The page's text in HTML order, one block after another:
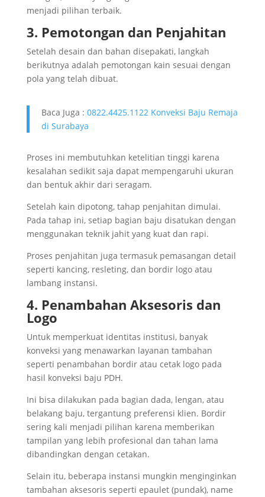
menjadi pilihan terbaik.
3. Pemotongan dan Penjahitan
Setelah desain dan bahan disepakati, langkah
berikutnya adalah pemotongan kain sesuai dengan
pola yang telah dibuat.
Baca Juga : 0822.4425.1122 Konveksi Baju Remaja
di Surabaya
Proses ini membutuhkan ketelitian tinggi karena
kesalahan sedikit saja dapat mempengaruhi ukuran
dan bentuk akhir dari seragam.
Setelah kain dipotong, tahap penjahitan dimulai.
Pada tahap ini, setiap bagian baju disatukan dengan
menggunakan teknik jahit yang kuat dan rapi.
Proses penjahitan juga termasuk pemasangan detail
seperti kancing, resleting, dan bordir logo atau
lambang instansi.
4. Penambahan Aksesoris dan
Logo
Untuk memperkuat identitas institusi, banyak
konveksi yang menawarkan layanan tambahan
seperti penambahan bordir atau cetak logo pada
hasil konveksi baju PDH.
Ini bisa dilakukan pada bagian dada, lengan, atau
belakang baju, tergantung preferensi klien. Bordir
sering kali menjadi pilihan karena memberikan
tampilan yang lebih profesional dan tahan lama
dibandingkan dengan cetakan.
Selain itu, beberapa instansi mungkin menginginkan
tambahan aksesoris seperti epaulet (pundak), name